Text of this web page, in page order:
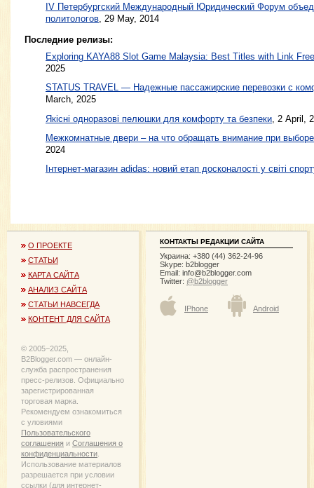
IV Петербургский Международный Юридический Форум
политологов 29 May, 2014
Последние релизы:
Exploring KAYA88 Slot Game Malaysia: Best Titles with Link
2025
STATUS TRAVEL — Надежные пассажирские перевозки с
March, 2025
Якісні одноразові пелюшки для комфорту та безпеки , 2 April,
Межкомнатные двери – на что обращать внимание при
2024
Інтернет-магазин adidas: новий етап досконалості у світі
О ПРОЕКТЕ
СТАТЬИ
КАРТА САЙТА
АНАЛИЗ САЙТА
СТАТЬИ НАВСЕГДА
КОНТЕНТ ДЛЯ САЙТА
© 2005−2025,
B2Blogger.com — онлайн-
служба распространения
пресс-релизов. Официально
зарегистрированная
торговая марка.
Рекомендуем ознакомиться
с уловиями
Пользовательского
соглашения и Соглашения о
конфиденциальности
Использование материалов
разрешается при условии
ссылки (для интернет-
КОНТАКТЫ РЕДАКЦИИ САЙТА
Украина: +380 (44) 362-24-96
Skype: b2blogger
Email: info@b2blogger.com
Twitter: @b2blogger
IPhone Android